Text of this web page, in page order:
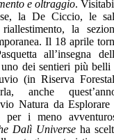
e oltraggio.
la De Ciccio, le
la
Il 18 aprile
all’insegna
dei sentieri più belli
(in Riserva
anche
Natura da Esplorare
per i meno
Dalì Universe ha